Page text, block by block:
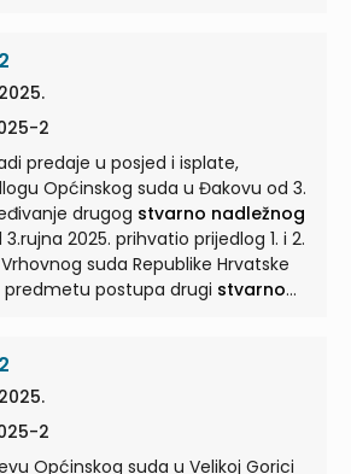
zatraži da u ovom predmetu
nadležni sud
suci toga suda te obzirom
iz tih razloga za postupanje u tom
odredi drugistvarno nadležni
za postupanje odredi drugistvarno
razlozi na kojima tuženica temelji
važan razlog za svrsishodnu
2
predaje u posjed i isplate,
Općinskog suda u Đakovu od 3.
drugog stvarno nadležnog
suda Republike Hrvatske
predmetu postupa drugi stvarno
pojedinom predmetu postupa
sud
o svrsishodnoj delegaciji jest da bi
rješava neki drugi
... U rješenju kojim se
2
Općinskog suda u Velikoj Gorici